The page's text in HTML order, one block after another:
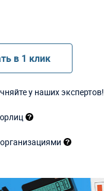
в 1 клик
у наших экспертов!